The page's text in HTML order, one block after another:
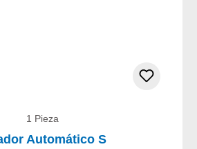
1 Pieza
Automático S